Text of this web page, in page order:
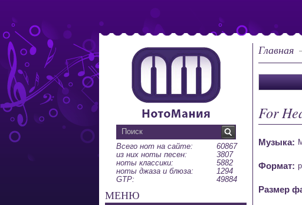
Главная
For
Музыка:
Формат:
Размер
Всего нот на сайте:
60867
из них ноты песен:
3807
ноты классики:
5882
ноты джаза и блюза:
1294
GTP:
49884
МЕНЮ